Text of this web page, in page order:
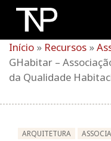
Início » Recursos »
GHabitar –
da Qualidade
ARQUITETURA